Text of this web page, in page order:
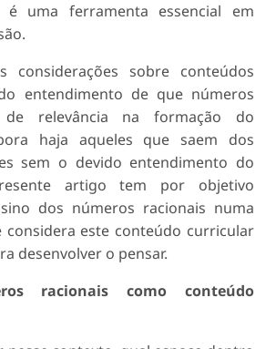
uma ferramenta essencial em
considerações sobre conteúdos
entendimento de que números
de relevância na formação do
haja aqueles que saem dos
sem o devido entendimento do
artigo tem por objetivo
dos números racionais numa
considera este conteúdo curricular
desenvolver o pensar.
racionais como conteúdo